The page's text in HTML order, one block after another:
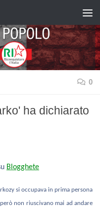
0
ha dichiarato
Blogghete
si occupava in prima persona
non riuscivano mai ad andare